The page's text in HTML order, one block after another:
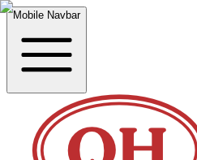
Mobile Navbar